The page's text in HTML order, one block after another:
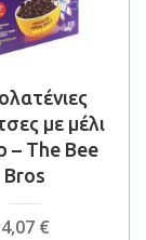
με μέλι
– The Bee
Bros
4,07 €